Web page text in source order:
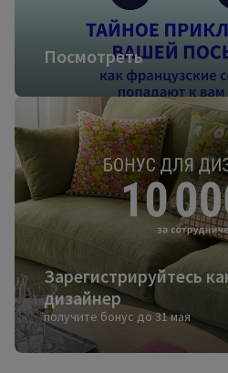
Посмотреть
Зарегистрируйтесь
дизайнер
получите бонус до 31 мая
Зарегистрируйтесь
как
дизайнер